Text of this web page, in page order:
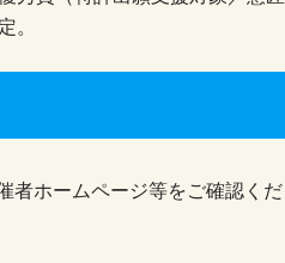
。
者ホームページ等をご確認くだ